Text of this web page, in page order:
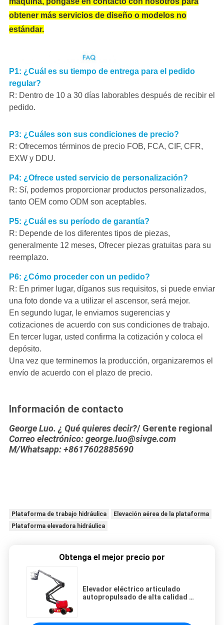
obtener más servicios de diseño o modelos no
estándar.
P1: ¿Cuál es su tiempo de entrega para el pedido
regular?
R: Dentro de 10 a 30 días laborables después de recibir el
pedido.
P3: ¿Cuáles son sus condiciones de precio?
R: Ofrecemos términos de precio FOB, FCA, CIF, CFR,
EXW y DDU.
P4: ¿Ofrece usted servicio de personalización?
R: Sí, podemos proporcionar productos personalizados,
tanto OEM como ODM son aceptables.
P5: ¿Cuál es su período de garantía?
R: Depende de los diferentes tipos de piezas,
generalmente 12 meses, Ofrecer piezas gratuitas para su
reemplazo.
P6: ¿Cómo proceder con un pedido?
R: En primer lugar, díganos sus requisitos, si puede enviar
una foto donde va a utilizar el ascensor, será mejor.
En segundo lugar, le enviamos sugerencias y
cotizaciones de acuerdo con sus condiciones de trabajo.
En tercer lugar, usted confirma la cotización y coloca el
depósito.
Una vez que terminemos la producción, organizaremos el
envío de acuerdo con el plazo de precio.
Información de contacto
George Luo. ¿ Qué quieres decir?/ Gerente regional
Correo electrónico: george.luo@sivge.com
M/Whatsapp: +8617602885690
Plataforma de trabajo hidráulica
Elevación aérea de la plataforma
Plataforma elevadora hidráulica
Obtenga el mejor precio por
Elevador eléctrico articulado
autopropulsado de alta calidad de